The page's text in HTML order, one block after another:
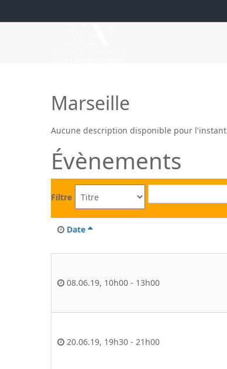
Marseille
Aucune description disponible pour l'instant
Évènements
Filtre
Date
08.06.19, 10h00 - 13h00
20.06.19, 19h30 - 21h00